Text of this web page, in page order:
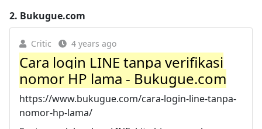
2. Bukugue.com
Critic 4 years ago
Cara login LINE tanpa verifikasi
nomor HP lama - Bukugue.com
https://www.bukugue.com/cara-login-line-tanpa-
nomor-hp-lama/